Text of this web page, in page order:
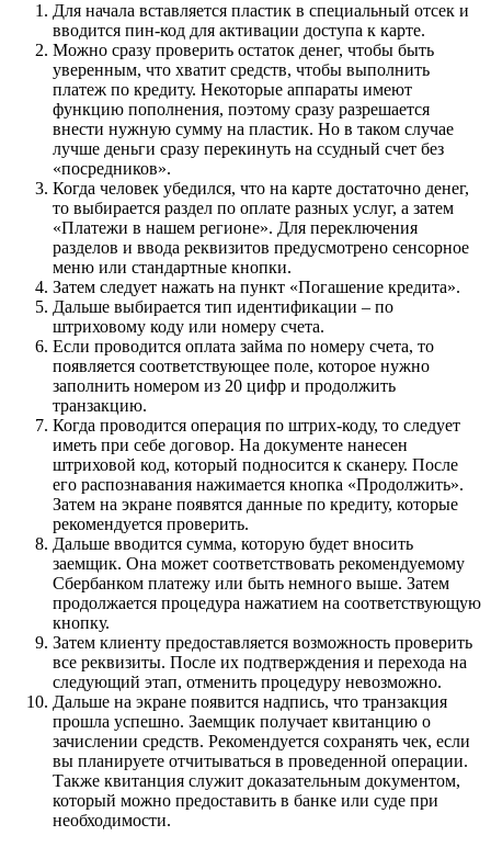
Для начала вставляется пластик в специальный отсек и
вводится пин-код для активации доступа к карте.
Можно сразу проверить остаток денег, чтобы быть
уверенным, что хватит средств, чтобы выполнить
платеж по кредиту. Некоторые аппараты имеют
функцию пополнения, поэтому сразу разрешается
внести нужную сумму на пластик. Но в таком случае
лучше деньги сразу перекинуть на ссудный счет без
«посредников».
Когда человек убедился, что на карте достаточно денег,
то выбирается раздел по оплате разных услуг, а затем
«Платежи в нашем регионе». Для переключения
разделов и ввода реквизитов предусмотрено сенсорное
меню или стандартные кнопки.
Затем следует нажать на пункт «Погашение кредита».
Дальше выбирается тип идентификации – по
штриховому коду или номеру счета.
Если проводится оплата займа по номеру счета, то
появляется соответствующее поле, которое нужно
заполнить номером из 20 цифр и продолжить
транзакцию.
Когда проводится операция по штрих-коду, то следует
иметь при себе договор. На документе нанесен
штриховой код, который подносится к сканеру. После
его распознавания нажимается кнопка «Продолжить».
Затем на экране появятся данные по кредиту, которые
рекомендуется проверить.
Дальше вводится сумма, которую будет вносить
заемщик. Она может соответствовать рекомендуемому
Сбербанком платежу или быть немного выше. Затем
продолжается процедура нажатием на соответствующую
кнопку.
Затем клиенту предоставляется возможность проверить
все реквизиты. После их подтверждения и перехода на
следующий этап, отменить процедуру невозможно.
Дальше на экране появится надпись, что транзакция
прошла успешно. Заемщик получает квитанцию о
зачислении средств. Рекомендуется сохранять чек, если
вы планируете отчитываться в проведенной операции.
Также квитанция служит доказательным документом,
который можно предоставить в банке или суде при
необходимости.